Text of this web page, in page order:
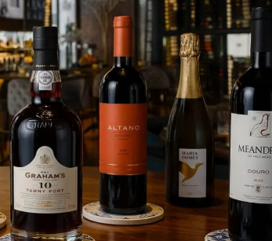
Inauguração Ninetto